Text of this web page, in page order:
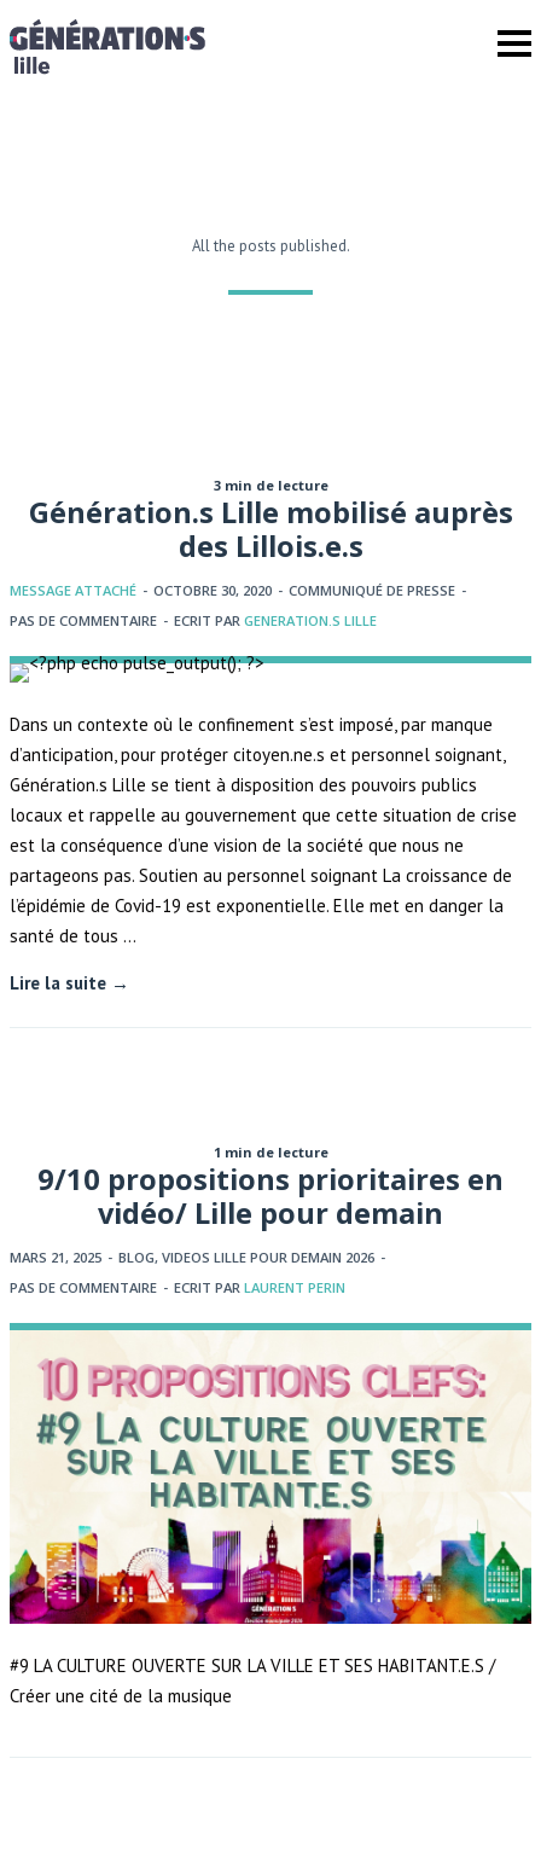
All the posts published.
3 min de lecture
Génération.s Lille mobilisé auprès
des Lillois.e.s
MESSAGE ATTACHÉ - OCTOBRE 30, 2020 - COMMUNIQUÉ DE PRESSE -
PAS DE COMMENTAIRE - ECRIT PAR GENERATION.S LILLE
Dans un contexte où le confinement s’est imposé, par manque
d’anticipation, pour protéger citoyen.ne.s et personnel soignant,
Génération.s Lille se tient à disposition des pouvoirs publics
locaux et rappelle au gouvernement que cette situation de crise
est la conséquence d’une vision de la société que nous ne
partageons pas. Soutien au personnel soignant La croissance de
l’épidémie de Covid-19 est exponentielle. Elle met en danger la
santé de tous …
Lire la suite →
1 min de lecture
9/10 propositions prioritaires en
vidéo/ Lille pour demain
MARS 21, 2025 - BLOG, VIDEOS LILLE POUR DEMAIN 2026 -
PAS DE COMMENTAIRE - ECRIT PAR LAURENT PERIN
#9 LA CULTURE OUVERTE SUR LA VILLE ET SES HABITANT.E.S /
Créer une cité de la musique